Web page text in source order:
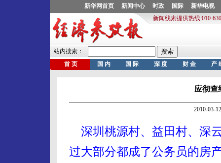
应彻查
2010-03-
深圳桃源村、益田村、深
过大部分都成了公务员的房